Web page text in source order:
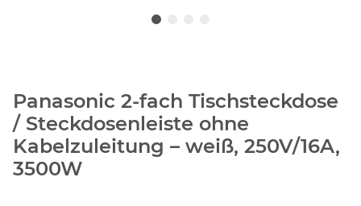
Panasonic 2-fach Tischsteckdose
/ Steckdosenleiste ohne
Kabelzuleitung – weiß, 250V/16A,
3500W